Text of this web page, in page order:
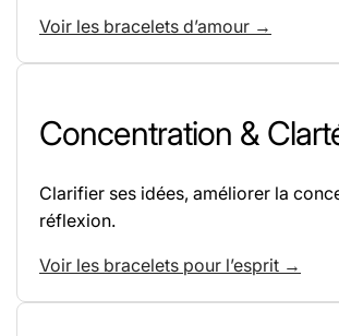
Voir les bracelets d’amour →
Concentration &
Clarifier ses idées, améliorer la
réflexion.
Voir les bracelets pour l’esprit →